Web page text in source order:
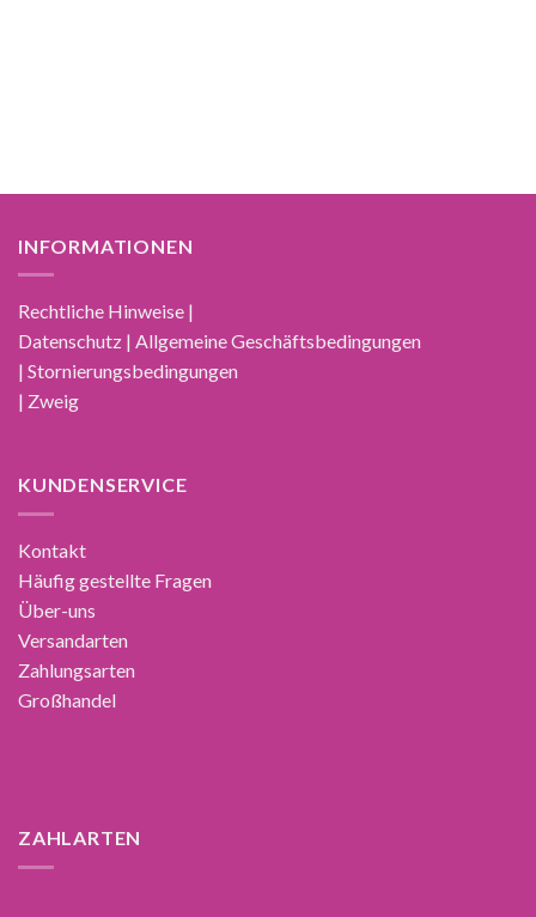
INFORMATIONEN
Rechtliche Hinweise |
Datenschutz | Allgemeine Geschäftsbedingungen
| Stornierungsbedingungen
| Zweig
KUNDENSERVICE
Kontakt
Häufig gestellte Fragen
Über-uns
Versandarten
Zahlungsarten
Großhandel
ZAHLARTEN